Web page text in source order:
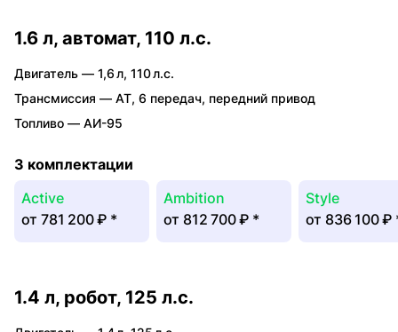
1.6 л, автомат, 110 л.с.
Двигатель — 1,6 л, 110 л.с.
Трансмиссия — AT, 6 передач, передний привод
Топливо — АИ-95
3 комплектации
Active
от 781 200 ₽ *
Ambition
от 812 700 ₽ *
Style
от 836 100 ₽
1.4 л, робот, 125 л.с.